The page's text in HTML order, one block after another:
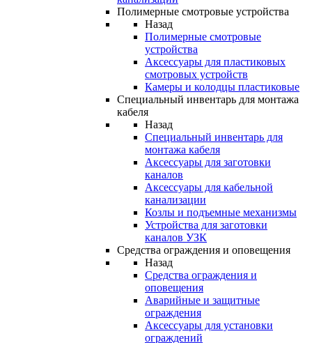
Полимерные смотровые устройства
Назад
Полимерные смотровые
устройства
Аксессуары для пластиковых
смотровых устройств
Камеры и колодцы пластиковые
Специальный инвентарь для монтажа
кабеля
Назад
Специальный инвентарь для
монтажа кабеля
Аксессуары для заготовки
каналов
Аксессуары для кабельной
канализации
Козлы и подъемные механизмы
Устройства для заготовки
каналов УЗК
Средства ограждения и оповещения
Назад
Средства ограждения и
оповещения
Аварийные и защитные
ограждения
Аксессуары для установки
ограждений